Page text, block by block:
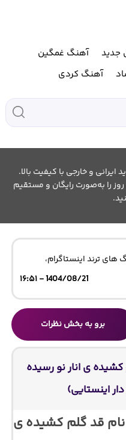
جدید
آهنگ غمگین
آهنگ کردی
و خارجی با کیفیت بالا.
را به‌صورت رایگان و مستقیم
های ترند اینستاگرام،
1404/08/21 - ۱۶:۵۱
برو به بخش نظرات
ی انار نو رسیده
اینستایی)
قد گلم کشیده ی